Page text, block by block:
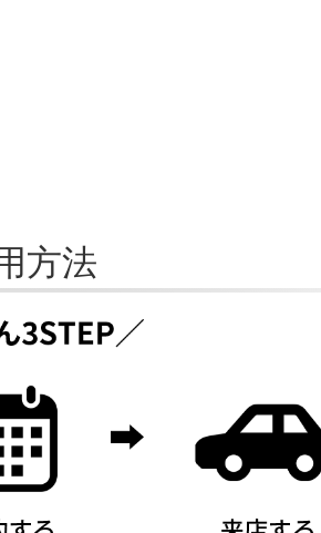
方法